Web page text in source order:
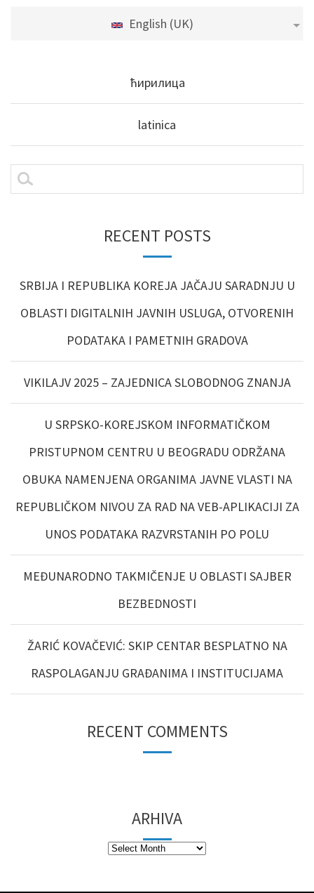
English (UK)
ћирилица
latinica
RECENT POSTS
SRBIJA I REPUBLIKA KOREJA JAČAJU SARADNJU U
OBLASTI DIGITALNIH JAVNIH USLUGA, OTVORENIH
PODATAKA I PAMETNIH GRADOVA
VIKILAJV 2025 – ZAJEDNICA SLOBODNOG ZNANJA
U SRPSKO-KOREJSKOM INFORMATIČKOM
PRISTUPNOM CENTRU U BEOGRADU ODRŽANA
OBUKA NAMENJENA ORGANIMA JAVNE VLASTI NA
REPUBLIČKOM NIVOU ZA RAD NA VEB-APLIKACIJI ZA
UNOS PODATAKA RAZVRSTANIH PO POLU
MEĐUNARODNO TAKMIČENJE U OBLASTI SAJBER
BEZBEDNOSTI
ŽARIĆ KOVAČEVIĆ: SKIP CENTAR BESPLATNO NA
RASPOLAGANJU GRAĐANIMA I INSTITUCIJAMA
RECENT COMMENTS
ARHIVA